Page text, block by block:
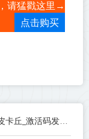
请猛戳这里→
点击购买
_激活码发卡网